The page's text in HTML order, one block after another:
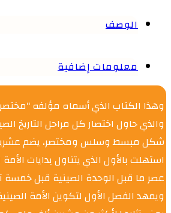
الوصف
معلومات إضافية
وهذا الكتاب الذي أسماه مؤلفه “مختصر
والذي حاول اختصار كل مراحل التاريخ
شكل مبسط وسلس ومختصر، يضم
استهلت بالأول الذي يتناول بدايات
عصر ما قبل الوحدة الصينية قبل خمسة
ويمهد الفصل الأول لتكوين الأمة